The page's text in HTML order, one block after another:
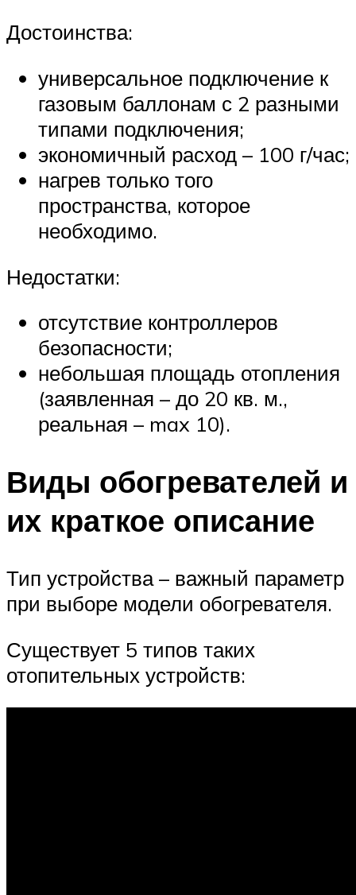
Достоинства:
универсальное подключение к
газовым баллонам с 2 разными
типами подключения;
экономичный расход – 100 г/час;
нагрев только того
пространства, которое
необходимо.
Недостатки:
отсутствие контроллеров
безопасности;
небольшая площадь отопления
(заявленная – до 20 кв. м.,
реальная – max 10).
Виды обогревателей и
их краткое описание
Тип устройства – важный параметр
при выборе модели обогревателя.
Существует 5 типов таких
отопительных устройств: